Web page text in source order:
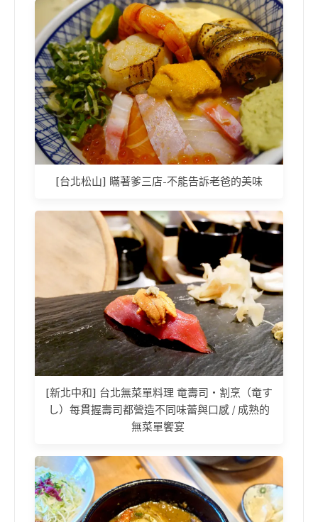
[台北松山] 瞞著爹三店-不能告訴老爸的美味
[新北中和] 台北無菜單料理 竜壽司‧割烹（竜す
し）每貫握壽司都營造不同味蕾與口感 / 成熟的
無菜單饗宴